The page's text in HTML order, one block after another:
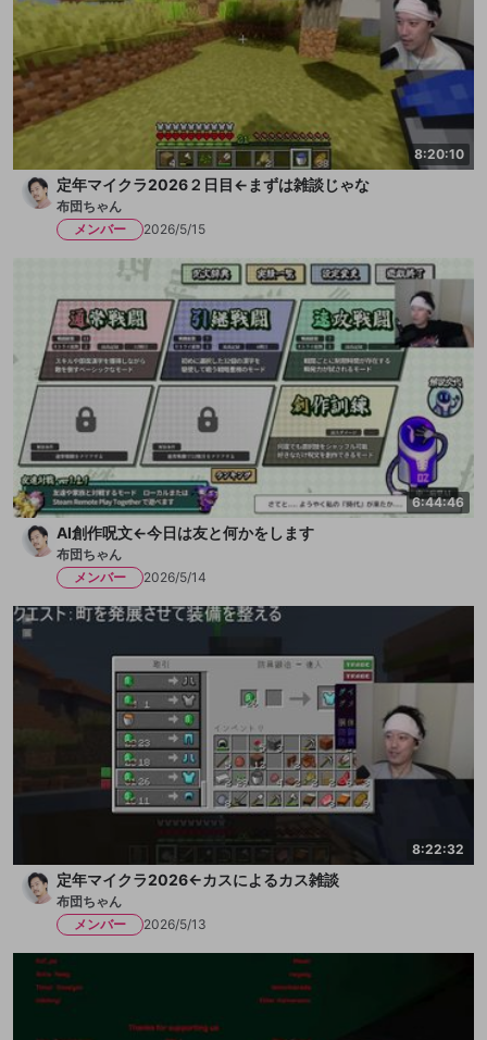
8:20:10
定年マイクラ2026２日目←まずは雑談じゃな
布団ちゃん
メンバー
2026/5/15
6:44:46
AI創作呪文←今日は友と何かをします
布団ちゃん
メンバー
2026/5/14
8:22:32
定年マイクラ2026←カスによるカス雑談
布団ちゃん
メンバー
2026/5/13